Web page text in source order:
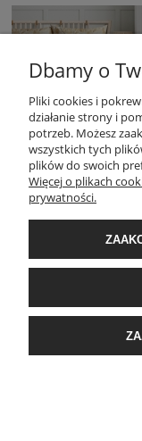
Komplet
140x200 w
Dbamy o
Pliki cookies i
działanie strony i
potrzeb. Możesz
wszystkich tych
plików do swoich
Więcej o plikach
prywatności.